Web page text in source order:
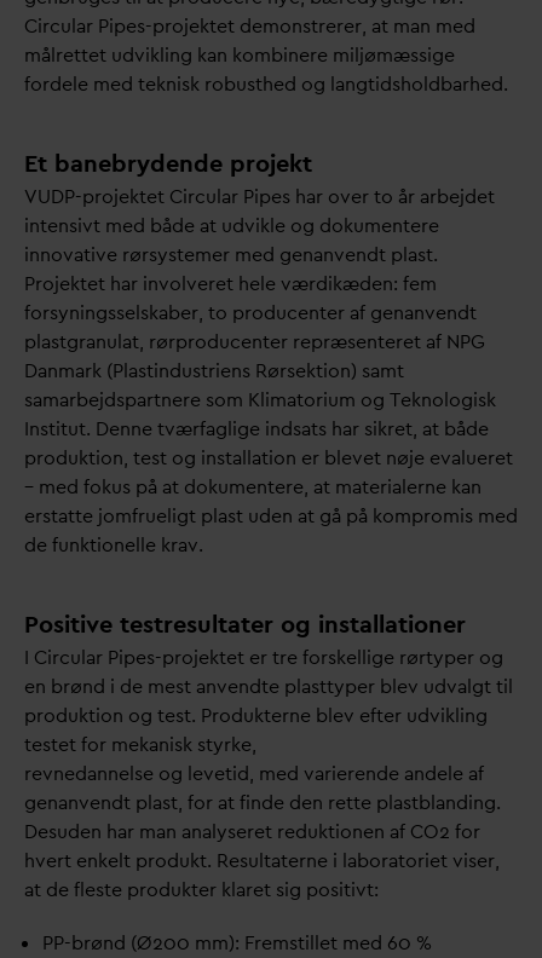
Circular Pipes-projektet demonstrerer, at man med
målrettet udvikling kan kombinere miljømæssige
fordele med teknisk robusthed og langtidsholdbarhed.
Et banebrydende projekt
VUDP-projektet Circular Pipes har over to år arbejdet
intensivt med både at udvikle og dokumentere
innovative rørsystemer med genanvendt plast.
Projektet har involveret hele værdikæden: fem
forsyningsselskaber, to producenter af genanvendt
plastgranulat, rørproducenter repræsenteret af NPG
Danmark (Plastindustriens Rørsektion) samt
samarbejdspartnere som Klimatorium og Teknologisk
Institut. Denne tværfaglige indsats har sikret, at både
produktion, test og installation er blevet nøje evalueret
– med fokus på at dokumentere, at materialerne kan
erstatte jomfrueligt plast uden at gå på kompromis med
de funktionelle krav.
Positive testresultater og installationer
I Circular Pipes-projektet er tre forskellige rørtyper og
en brønd i de mest anvendte plasttyper blev udvalgt til
produktion og test. Produkterne blev efter udvikling
testet for mekanisk styrke,
revnedannelse og levetid, med varierende andele af
genanvendt plast, for at finde den rette plastblanding.
Desuden har man analyseret reduktionen af CO2 for
hvert enkelt produkt. Resultaterne i laboratoriet viser,
at de fleste produkter klaret sig positivt:
PP-brønd (Ø200 mm): Fremstillet med 60 %